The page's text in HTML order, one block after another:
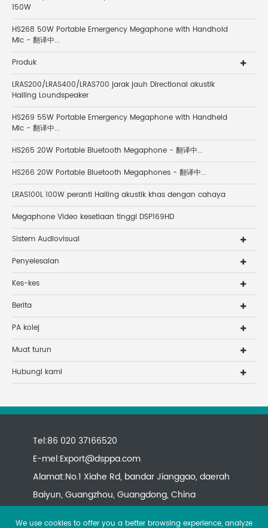
150W
HS268 50W Portable Emergency Megaphone with Handhold
Mic - 翻译中...
Produk
LRAS200/LRAS400/LRAS700 jarak jauh Directional akustik
Hailing Loundspeaker
HS269 55W Portable Emergency Megaphone with Handheld
Mic - 翻译中...
HS265 20W Portable Bluetooth Megaphone - 翻译中...
HS266 20W Portable Bluetooth Megaphones - 翻译中...
LRAS100L 100W peranti Hailing akustik khas dengan cahaya
Megaphone Video kesetiaan tinggi DSP169HD
Sistem Audiovisual
Penyelesaian
Kes-kes
Berita
PA kolej
Muat turun
Hubungi kami
Tel:86 020 37166520
E-mel:Export@dsppa.com
Alamat:No.1 Xiahe Rd, bandar Jianggao, daerah
Baiyun, Guangzhou, Guangdong, China
We use cookies to offer you a better browsing experience, analyze